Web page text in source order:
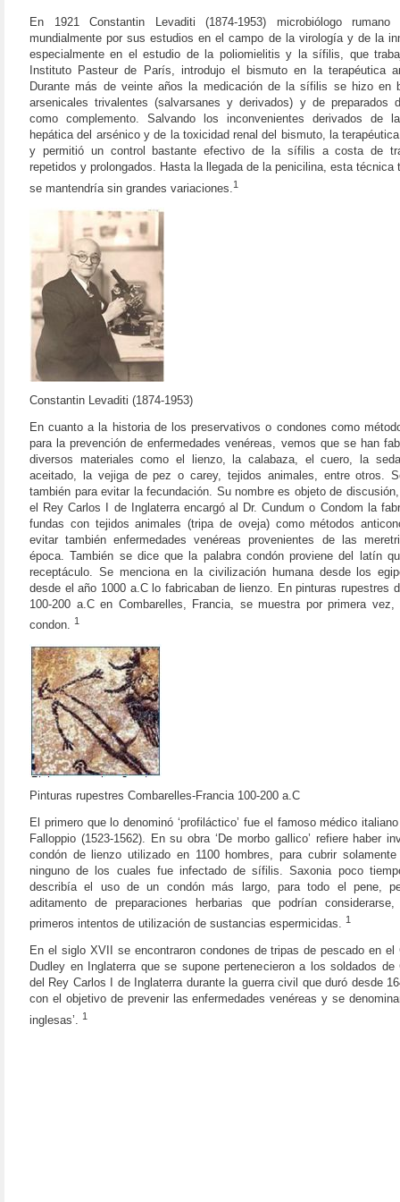
En 1921 Constantin Levaditi (1874-1953) microbiólogo rumano
mundialmente por sus estudios en el campo de la virología y de la
especialmente en el estudio de la poliomielitis y la sífilis, que
Instituto Pasteur de París, introdujo el bismuto en la terapéutica
Durante más de veinte años la medicación de la sífilis se hizo en
arsenicales trivalentes (salvarsanes y derivados) y de preparados
como complemento. Salvando los inconvenientes derivados de
hepática del arsénico y de la toxicidad renal del bismuto, la
y permitió un control bastante efectivo de la sífilis a costa de
repetidos y prolongados. Hasta la llegada de la penicilina, esta técnica
se mantendría sin grandes variaciones. 1
Constantin Levaditi (1874-1953)
En cuanto a la historia de los preservativos o condones como
para la prevención de enfermedades venéreas, vemos que se han
diversos materiales como el lienzo, la calabaza, el cuero, la
aceitado, la vejiga de pez o carey, tejidos animales, entre otros.
también para evitar la fecundación. Su nombre es objeto de
el Rey Carlos I de Inglaterra encargó al Dr. Cundum o Condom la
fundas con tejidos animales (tripa de oveja) como métodos
evitar también enfermedades venéreas provenientes de las
época. También se dice que la palabra condón proviene del latín
receptáculo. Se menciona en la civilización humana desde los
desde el año 1000 a.C lo fabricaban de lienzo. En pinturas rupestres
100-200 a.C en Combarelles, Francia, se muestra por primera
condon.
1
Pinturas rupestres Combarelles-Francia 100-200 a.C
El primero que lo denominó ‘profiláctico’ fue el famoso médico
Falloppio (1523-1562). En su obra ‘De morbo gallico’ refiere haber
condón de lienzo utilizado en 1100 hombres, para cubrir
ninguno de los cuales fue infectado de sífilis. Saxonia poco
describía el uso de un condón más largo, para todo el pene,
aditamento de preparaciones herbarias que podrían
primeros intentos de utilización de sustancias espermicidas. 1
En el siglo XVII se encontraron condones de tripas de pescado en el
Dudley en Inglaterra que se supone pertenecieron a los soldados de
del Rey Carlos I de Inglaterra durante la guerra civil que duró desde
con el objetivo de prevenir las enfermedades venéreas y se
inglesas’.
1